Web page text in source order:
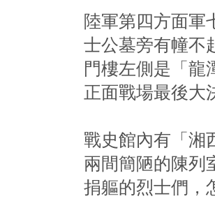
陸軍第四方面軍
士公墓旁有幢
門樓左側是「龍
正面戰場最後大
戰史館內有「湘
兩間簡陋的陳
捐軀的烈士們，